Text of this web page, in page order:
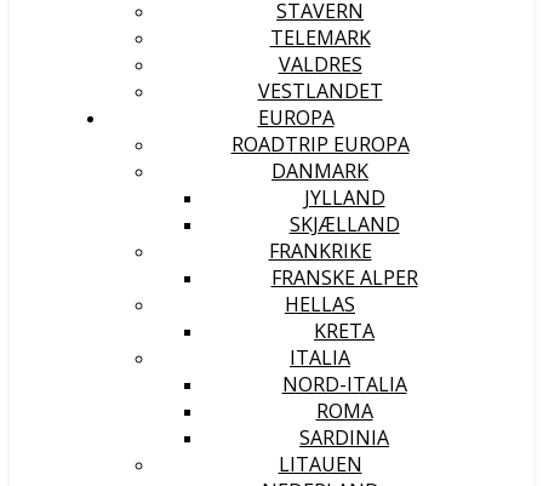
STAVERN
TELEMARK
VALDRES
VESTLANDET
EUROPA
ROADTRIP EUROPA
DANMARK
JYLLAND
SKJÆLLAND
FRANKRIKE
FRANSKE ALPER
HELLAS
KRETA
ITALIA
NORD-ITALIA
ROMA
SARDINIA
LITAUEN